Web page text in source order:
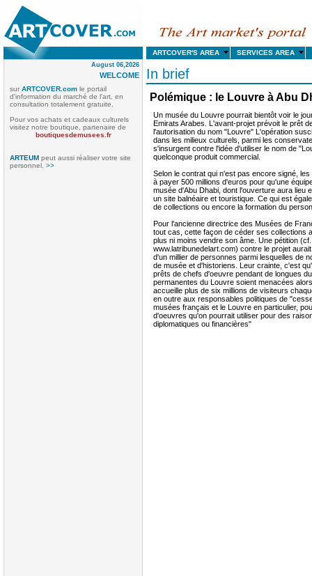
ARTCOVER'S AREA SERVICES AREA
August 06,2026
WELCOME
sur ARTCOVER.com le portail
d'information du marché de l'art, en
consultation totalement gratuite
Pour vos achats et cadeaux culturels
visitez notre boutique, partenaire de
boutiquesdemusees.fr
ARTEUM peut aussi réaliser votre site
personnel. >>
In brief
Polémique : le Louvre à Abu
Un musée du Louvre pourrait bientôt voir le
Emirats Arabes. L'avant-projet prévoit le prêt
l'autorisation du nom "Louvre" L'opération
dans les milieux culturels, parmi les
s'insurgent contre l'idée d'utiliser le nom de
quelconque produit commercial.
Selon le contrat qui n'est pas encore signé,
à payer 500 millions d'euros pour qu'une
musée d'Abu Dhabi, dont l'ouverture aura lieu
un site balnéaire et touristique. Ce qui est
de collections ou encore la formation du
Pour l'ancienne directrice des Musées de
tout cas, cette façon de céder ses collections
plus ni moins vendre son âme. Une pétition (cf.
www.latribunedelart.com) contre le projet
d'un millier de personnes parmi lesquelles de
de musée et d'historiens. Leur crainte, c'est
prêts de chefs d'oeuvre pendant de longues
permanentes du Louvre soient menacées
accueille plus de six millions de visiteurs
en outre aux responsables politiques de
musées français et le Louvre en particulier,
d'oeuvres qu'on pourrait utiliser pour des
diplomatiques ou financières"